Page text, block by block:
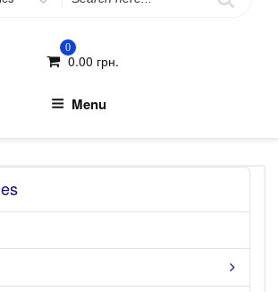
0
0.00 грн.
Menu